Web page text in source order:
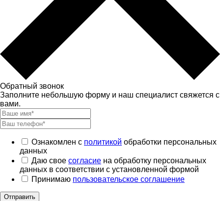
Обратный звонок
Заполните небольшую форму и наш специалист свяжется с
вами.
Ознакомлен с политикой обработки персональных
данных
Даю свое согласие на обработку персональных
данных в соответствии с установленной формой
Принимаю пользовательское соглашение
Отправить